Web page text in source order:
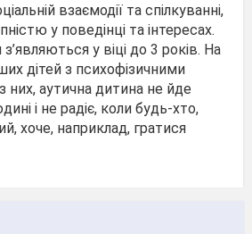
взаємодії та спілкуванні,
у поведінці та інтересах.
з’являються у віці до 3 років. На
дітей з психофізичними
них, аутична дитина не йде
і не радіє, коли будь-хто,
хоче, наприклад, гратися